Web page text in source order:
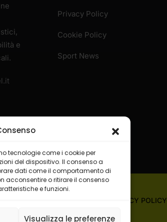
tecnologie come i cookie per
del dispositivo. Il consenso a
dati come il comportamento di
acconsentire o ritirare il consenso
e funzioni.
Visualizza le preferenze
e
Privacy Policy
Cookie Policy
Sport News
PRIVACY POLICY